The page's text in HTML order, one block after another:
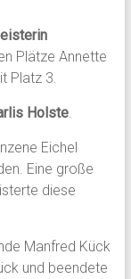
Plätze Annette
Platz 3.
Holste.
Eichel
Eine große
diese
Manfred Kück
und beendete